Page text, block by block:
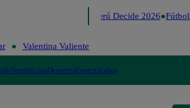
Perú Decide 2026 Fútbol
Valentina Valiente
TendenciasDeportesEspectáculos